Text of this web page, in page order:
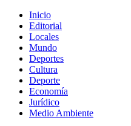
Inicio
Editorial
Locales
Mundo
Deportes
Cultura
Deporte
Economía
Jurídico
Medio Ambiente